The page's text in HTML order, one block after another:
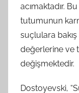
acımaktadır.
tutumunun
suçlulara bakış
değerlerine ve
değişmektedir.
Dostoyevski,